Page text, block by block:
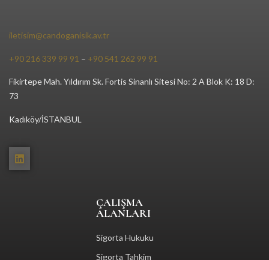
iletisim@candoganisik.av.tr
+90 216 339 99 91 – +90 541 262 99 91
Fikirtepe Mah. Yıldırım Sk. Fortis Sinanlı Sitesi No: 2 A Blok K: 18 D:
73
Kadıköy/İSTANBUL
ÇALIŞMA
ALANLARI
Sigorta Hukuku
Sigorta Tahkim